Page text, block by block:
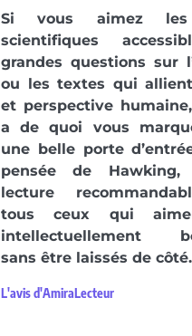
Si vous aimez les
scientifiques
grandes questions sur
ou les textes qui
et perspective
a de quoi vous
une belle porte
pensée de
lecture
tous ceux qui
intellectuellement
sans être laissés de côté.
L'avis d'AmiraLecteur